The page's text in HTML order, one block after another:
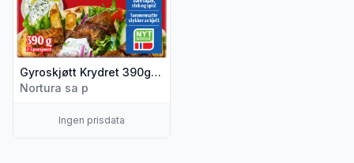
Gyroskjøtt Krydret 390g Gilde
Nortura sa p
Ingen prisdata